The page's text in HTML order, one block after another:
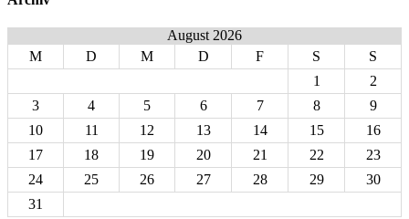
August 2026
M
D M D F S
S
1
2
3
4 5 6 7 8
9
10
11 12 13 14 15
16
17
18 19 20 21 22
23
24
25 26 27 28 29
30
31